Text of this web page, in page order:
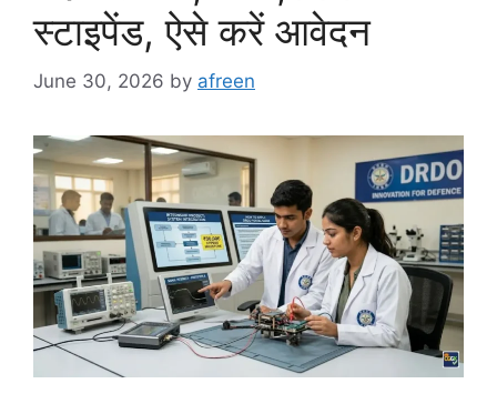
स्टाइपेंड, ऐसे करें आवेदन
June 30, 2026 by afreen